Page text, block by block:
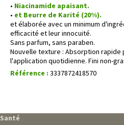
• Niacinamide apaisant.
• et Beurre de Karité (20%).
et élaborée avec un minimum
efficacité et leur innocuité.
Sans parfum, sans paraben.
Nouvelle texture : Absorption
l'application quotidienne. Fini non-
Référence : 3337872418570
Santé